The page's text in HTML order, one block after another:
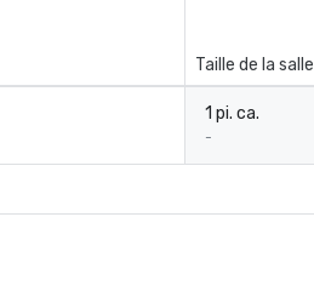
Taille de la salle
1 pi. ca.
-